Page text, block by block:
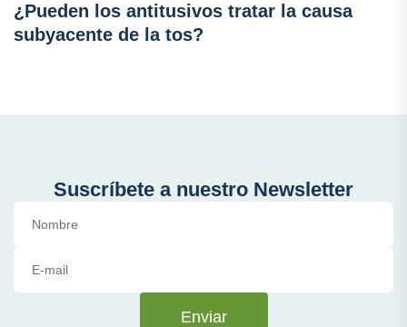
¿Pueden los antitusivos tratar la causa
subyacente de la tos?
Suscríbete a nuestro Newsletter
Enviar